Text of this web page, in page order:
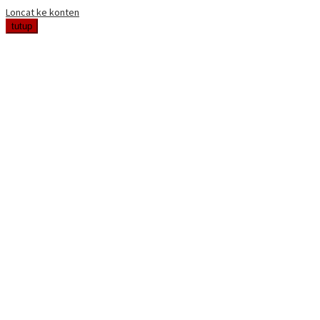
Loncat ke konten
tutup